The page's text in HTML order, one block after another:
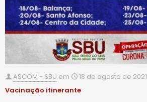
ASCOM - SBU em
18 de agosto de 2021
Vacinação itinerante